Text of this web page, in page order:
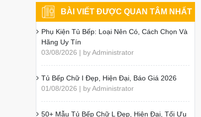
BÀI VIẾT ĐƯỢC QUAN TÂM NHẤT
Phụ Kiện Tủ Bếp: Loại Nên Có, Cách Chọn Và
Hãng Uy Tín
03/08/2026 | by Administrator
Tủ Bếp Chữ I Đẹp, Hiện Đại, Báo Giá 2026
01/08/2026 | by Administrator
50+ Mẫu Tủ Bếp Chữ L Đẹp, Hiện Đại, Tối Ưu